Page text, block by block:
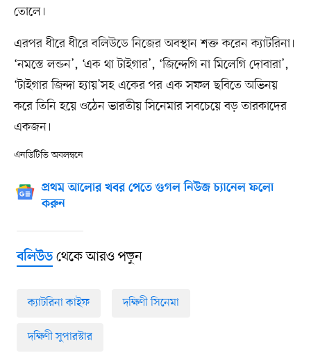
তোলে।
এরপর ধীরে ধীরে বলিউডে নিজের অবস্থান শক্ত করেন ক্যাটরিনা।
‘নমস্তে লন্ডন’, ‘এক থা টাইগার’, ‘জিন্দেগি না মিলেগি দোবারা’,
‘টাইগার জিন্দা হ্যায়’সহ একের পর এক সফল ছবিতে অভিনয়
করে তিনি হয়ে ওঠেন ভারতীয় সিনেমার সবচেয়ে বড় তারকাদের
একজন।
এনডিটিভি অবলম্বনে
প্রথম আলোর খবর পেতে গুগল নিউজ চ্যানেল ফলো
করুন
বলিউডথেকে আরও পড়ুন
ক্যাটরিনা কাইফ দক্ষিণী সিনেমা
দক্ষিণী সুপারস্টার